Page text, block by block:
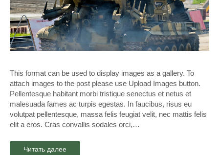
This format can be used to display images as a gallery. To
attach images to the post please use Upload Images button.
Pellentesque habitant morbi tristique senectus et netus et
malesuada fames ac turpis egestas. In faucibus, risus eu
volutpat pellentesque, massa felis feugiat velit, nec mattis felis
elit a eros. Cras convallis sodales orci,…
Читать далее